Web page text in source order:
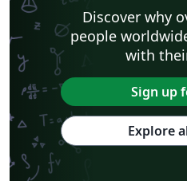
Discover why
people
with
Sign up
Explore